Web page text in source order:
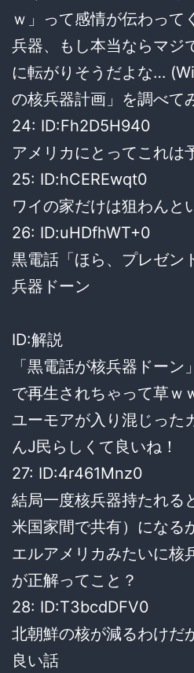
ｗ」って感情が伝わって
兵器、もし本当ならマジ
に転がりそうだよな…
の核兵器計画」を調べて
24: ID:Fh2D5H940
アメリカにとってこれは
25: ID:hCEREwqt0
ワイの家だけは狙わんと
26: ID:uHDfhWT+0
黒電話「ほら、プレゼン
兵器ドーン
ID:解説
「黒電話が核兵器ドー
で再生されちゃって草ｗ
ユーモアが入り混じった
んJ民らしくて良いね！
27: ID:4r461Mnz0
結局一度核兵器持たれる
米国家間で共有）になる
エルアメリカみたいに核
が正解ってこと？
28: ID:T3bcdDFV0
北朝鮮の核が減るわけだ
良い話